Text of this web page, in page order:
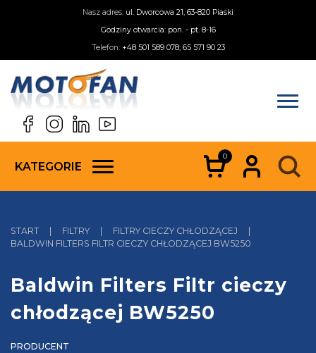
Nasz adres: ul. Dworcowa 21, 63-820 Piaski
Godziny otwarcia: pon. - pt. 8-16
Telefon: +48 501 589 078; 65 571 90 23
KATEGORIE
0
START | FILTRY | FILTRY CIECZY CHŁODZĄCEJ
|
BALDWIN FILTERS FILTR CIECZY CHŁODZĄCEJ BW5250
Baldwin Filters Filtr cieczy
chłodzącej BW5250
PRODUCENT